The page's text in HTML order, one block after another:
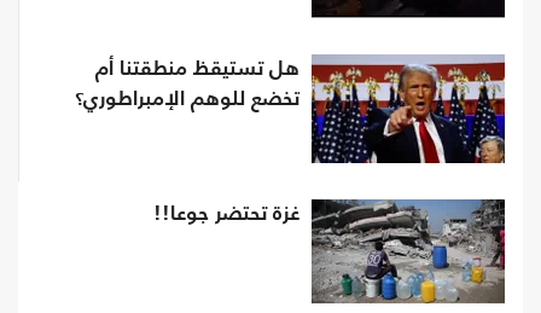
هل تستيقظ منطقتنا أم
تخضع للوهم الإمبراطوري؟
غزة تحتضر جوعا!!